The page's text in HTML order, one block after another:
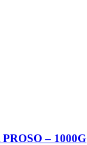
– 1000G